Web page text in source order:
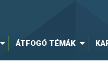
ÁTFOGÓ TÉMÁK